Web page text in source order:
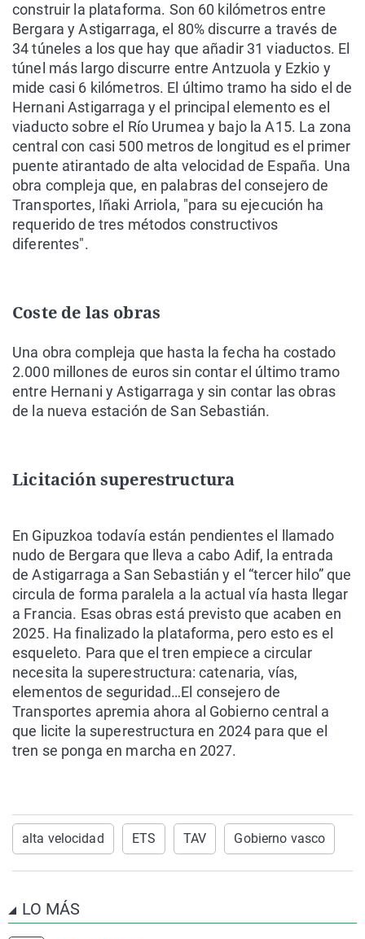
construir la plataforma. Son 60 kilómetros entre
Bergara y Astigarraga, el 80% discurre a través de
34 túneles a los que hay que añadir 31 viaductos. El
túnel más largo discurre entre Antzuola y Ezkio y
mide casi 6 kilómetros. El último tramo ha sido el de
Hernani Astigarraga y el principal elemento es el
viaducto sobre el Río Urumea y bajo la A15. La zona
central con casi 500 metros de longitud es el primer
puente atirantado de alta velocidad de España. Una
obra compleja que, en palabras del consejero de
Transportes, Iñaki Arriola, "para su ejecución ha
requerido de tres métodos constructivos
diferentes".
Coste de las obras
Una obra compleja que hasta la fecha ha costado
2.000 millones de euros sin contar el último tramo
entre Hernani y Astigarraga y sin contar las obras
de la nueva estación de San Sebastián.
Licitación superestructura
En Gipuzkoa todavía están pendientes el llamado
nudo de Bergara que lleva a cabo Adif, la entrada
de Astigarraga a San Sebastián y el “tercer hilo” que
circula de forma paralela a la actual vía hasta llegar
a Francia. Esas obras está previsto que acaben en
2025. Ha finalizado la plataforma, pero esto es el
esqueleto. Para que el tren empiece a circular
necesita la superestructura: catenaria, vías,
elementos de seguridad…El consejero de
Transportes apremia ahora al Gobierno central a
que licite la superestructura en 2024 para que el
tren se ponga en marcha en 2027.
alta velocidad ETS TAV Gobierno vasco
LO MÁS